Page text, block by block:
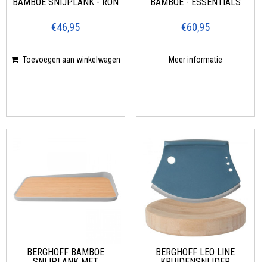
BAMBOE SNIJPLANK - RON
€46,95
Toevoegen aan winkelwagen
BAMBOE - ESSENTIALS
€60,95
Meer informatie
BERGHOFF BAMBOE
BERGHOFF LEO LINE